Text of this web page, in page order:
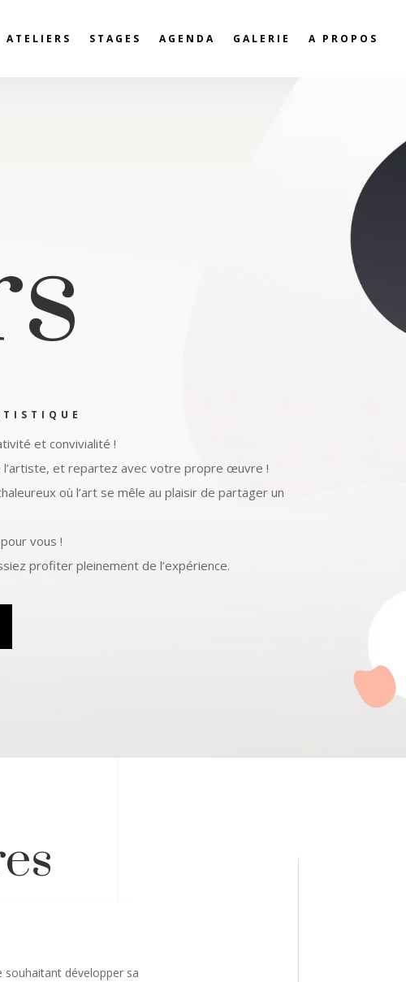
ATELIERS STAGES AGENDA GALERIE A PROPOS
et convivialité !
l’artiste, et repartez avec votre propre œuvre !
où l’art se mêle au plaisir de partager un
vous !
profiter pleinement de l’expérience.
souhaitant développer sa